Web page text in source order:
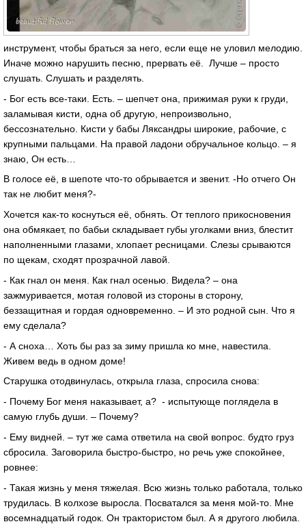
инструмент, чтобы браться за него, если еще не уловил мелодию.
Иначе можно нарушить песню, прервать её. Лучше – просто
слушать. Слушать и разделять.
- Бог есть все-таки. Есть. – шепчет она, прижимая руки к груди,
заламывая кисти, одна об другую, непроизвольно,
бессознательно. Кисти у бабы Ляксандры широкие, рабочие, с
крупными пальцами. На правой ладони обручальное кольцо. – я
знаю, Он есть…
В голосе её, в шепоте что-то обрывается и звенит. -Но отчего Он
так не любит меня?-
Хочется как-то коснуться её, обнять. От теплого прикосновения
она обмякает, по бабьи складывает губы уголками вниз, блестит
наполненными глазами, хлопает ресницами. Слезы срываются
по щекам, сходят прозрачной лавой.
- Как гнал он меня. Как гнал осенью. Видела? – она
зажмуривается, мотая головой из стороны в сторону,
беззащитная и гордая одновременно. – И это родной сын. Что я
ему сделала?
- А сноха… Хоть бы раз за зиму пришла ко мне, навестила.
Живем ведь в одном доме!
Старушка отодвинулась, открыла глаза, спросила снова:
- Почему Бог меня наказывает, а? - испытующе поглядела в
самую глубь души. – Почему?
- Ему видней. – тут же сама ответила на свой вопрос. будто груз
сбросила. Заговорила быстро-быстро, но речь уже спокойнее,
ровнее:
- Такая жизнь у меня тяжелая. Всю жизнь только работала, только
трудилась. В колхозе выросла. Посватался за меня мой-то. Мне
восемнадцатый годок. Он трактористом был. А я другого любила.